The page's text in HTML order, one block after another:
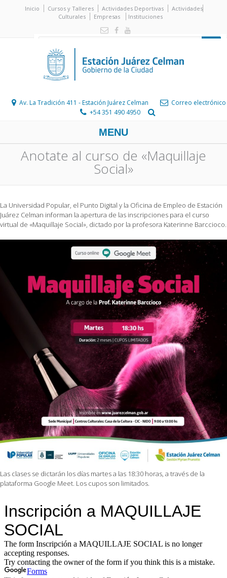
Inicio Cursos y Talleres Actividades Deportivas
Actividades
Culturales
Empresas Instituciones
Av. La Tradición 411 - Estación Juárez Celman
Correo electrónico
+54 351 490 4950
MENU
Anotate al curso de «Maquillaje
Social»
La Universidad Popular, el Punto Digital y la Oficina de Empleo de Estación
Juárez Celman informan la apertura de las inscripciones para el curso
virtual de «Maquillaje Social», dictado por la profesora Katerinne Barccioco.
Las clases se dictarán los días martes a las 18:30 horas, a través de la
plataforma Google Meet. Los cupos son limitados.